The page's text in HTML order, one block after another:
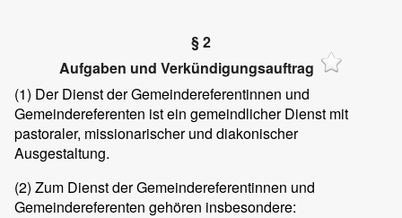
§ 2
Aufgaben und Verkündigungsauftrag
(1) Der Dienst der Gemeindereferentinnen und
Gemeindereferenten ist ein gemeindlicher Dienst mit
pastoraler, missionarischer und diakonischer
Ausgestaltung.
(2) Zum Dienst der Gemeindereferentinnen und
Gemeindereferenten gehören insbesondere: